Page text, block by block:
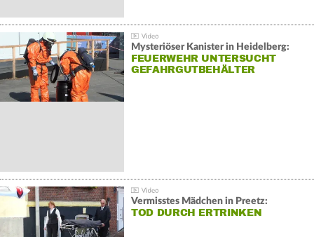
Mysteriöser Kanister in Heidelberg:
FEUERWEHR UNTERSUCHT
GEFAHRGUTBEHÄLTER
Vermisstes Mädchen in Preetz:
TOD DURCH ERTRINKEN